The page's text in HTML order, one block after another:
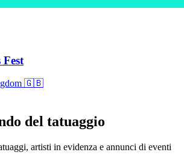
🇬🇧
del tatuaggio
artisti in evidenza e annunci di eventi